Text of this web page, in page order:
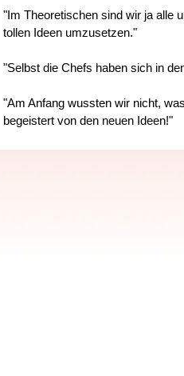
"Im Theoretischen sind wir ja alle
tollen Ideen umzusetzen."
"Selbst die Chefs haben sich in
"Am Anfang wussten wir nicht,
begeistert von den neuen Ideen!"